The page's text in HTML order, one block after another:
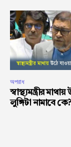
অপরাধ
স্বাস্থ্যমন্ত্রীর
লুঙ্গিটা নামাবে কে?